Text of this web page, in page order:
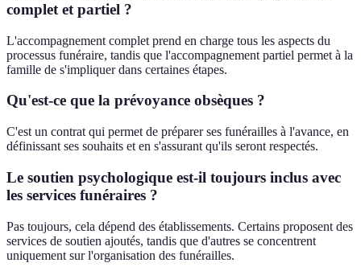
complet et partiel ?
L'accompagnement complet prend en charge tous les aspects du
processus funéraire, tandis que l'accompagnement partiel permet à la
famille de s'impliquer dans certaines étapes.
Qu'est-ce que la prévoyance obsèques ?
C'est un contrat qui permet de préparer ses funérailles à l'avance, en
définissant ses souhaits et en s'assurant qu'ils seront respectés.
Le soutien psychologique est-il toujours inclus avec
les services funéraires ?
Pas toujours, cela dépend des établissements. Certains proposent des
services de soutien ajoutés, tandis que d'autres se concentrent
uniquement sur l'organisation des funérailles.